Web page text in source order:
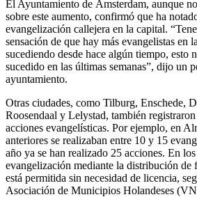
El Ayuntamiento de Ámsterdam, aunque
sobre este aumento, confirmó que ha
evangelización callejera en la capital.
sensación de que hay más evangelistas en
sucediendo desde hace algún tiempo, esto
sucedido en las últimas semanas”, dijo un
ayuntamiento.
Otras ciudades, como Tilburg, Enschede,
Roosendaal y Lelystad, también
acciones evangelísticas. Por ejemplo, en
anteriores se realizaban entre 10 y 15
año ya se han realizado 25 acciones. En
evangelización mediante la distribución de
está permitida sin necesidad de licencia,
Asociación de Municipios Holandeses